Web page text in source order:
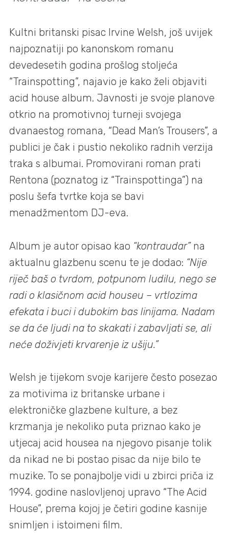
Kultni britanski pisac Irvine Welsh, još uvijek
najpoznatiji po kanonskom romanu
devedesetih godina prošlog stoljeća
“Trainspotting”, najavio je kako želi objaviti
acid house album. Javnosti je svoje planove
otkrio na promotivnoj turneji svojega
dvanaestog romana, “Dead Man’s Trousers”, a
publici je čak i pustio nekoliko radnih verzija
traka s albumai. Promovirani roman prati
Rentona (poznatog iz “Trainspottinga”) na
poslu šefa tvrtke koja se bavi
menadžmentom DJ-eva.
Album je autor opisao kao “kontraudar”na
aktualnu glazbenu scenu te je dodao: “Nije
riječ baš o tvrdom, potpunom ludilu, nego se
radi o klasičnom acid houseu – vrtlozima
efekata i buci i dubokim bas linijama. Nadam
se da će ljudi na to skakati i zabavljati se, ali
neće doživjeti krvarenje iz ušiju.”
Welsh je tijekom svoje karijere često posezao
za motivima iz britanske urbane i
elektroničke glazbene kulture, a bez
krzmanja je nekoliko puta priznao kako je
utjecaj acid housea na njegovo pisanje tolik
da nikad ne bi postao pisac da nije bilo te
muzike. To se ponajbolje vidi u zbirci priča iz
1994. godine naslovljenoj upravo “The Acid
House”, prema kojoj je četiri godine kasnije
snimljen i istoimeni film.